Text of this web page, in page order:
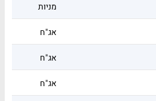
מניות
אג"ח
אג"ח
אג"ח